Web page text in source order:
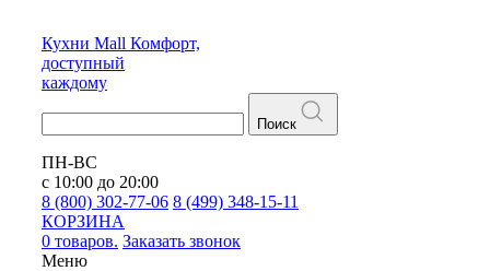
Кухни Mall Комфорт,
доступный
каждому
Поиск
ПН-ВС
с 10:00 до 20:00
8 (800) 302-77-06 8 (499) 348-15-11
КОРЗИНА
0 товаров. Заказать звонок
Меню